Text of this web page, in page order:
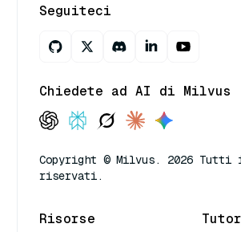
Seguiteci
Chiedete ad AI di Milvus
Copyright © Milvus. 2026
riservati.
Risorse